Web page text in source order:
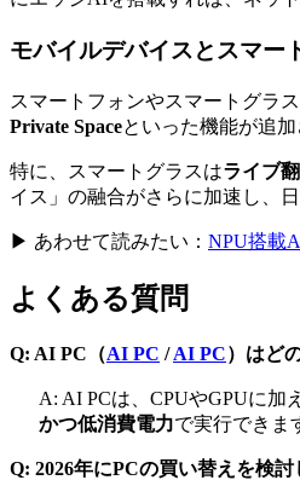
モバイルデバイスとスマー
スマートフォンやスマートグラ
Private Spaceといった機能が追
特に、スマートグラスはライブ
イス」の融合がさらに加速し、
▶ あわせて読みたい： NPU搭載
よくある質問
Q: AI PC（AI PC /AI PC） はど
A: AI PCは、CPUやGPUに加
かつ低消費電力で実行できま
Q: 2026年にPCの買い替えを検